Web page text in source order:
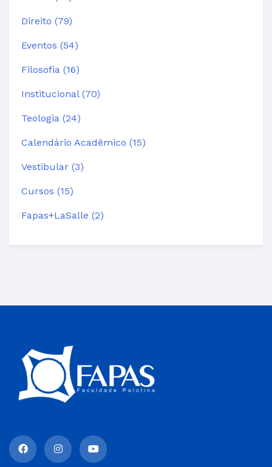
Direito (79)
Eventos (54)
Filosofia (16)
Institucional (70)
Teologia (24)
Calendário Acadêmico (15)
Vestibular (3)
Cursos (15)
Fapas+LaSalle (2)